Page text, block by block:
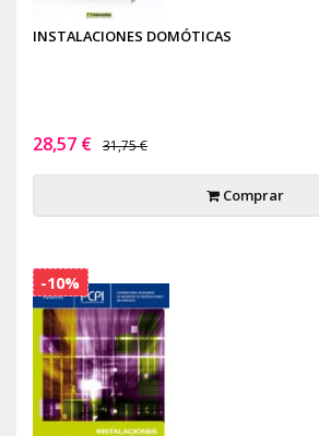
INSTALACIONES DOMÓTICAS
28,57 € 31,75 €
Comprar
-10%